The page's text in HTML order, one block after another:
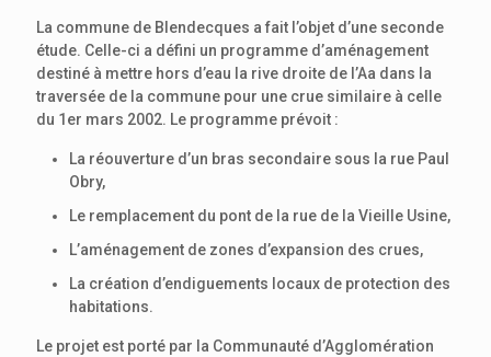
La commune de Blendecques a fait l’objet d’une seconde
étude. Celle-ci a défini un programme d’aménagement
destiné à mettre hors d’eau la rive droite de l’Aa dans la
traversée de la commune pour une crue similaire à celle
du 1er mars 2002. Le programme prévoit :
La réouverture d’un bras secondaire sous la rue Paul
Obry,
Le remplacement du pont de la rue de la Vieille Usine,
L’aménagement de zones d’expansion des crues,
La création d’endiguements locaux de protection des
habitations.
Le projet est porté par la Communauté d’Agglomération